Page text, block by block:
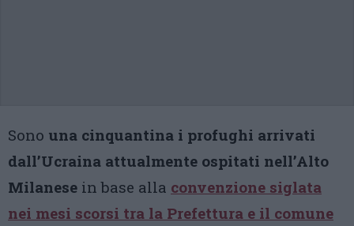
Sono una cinquantina i profughi arrivati
dall’Ucraina attualmente ospitati nell’Alto
Milanese in base alla convenzione siglata
nei mesi scorsi tra la Prefettura e il comune